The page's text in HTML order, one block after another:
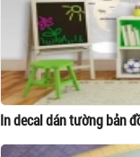
In decal dán tường bản